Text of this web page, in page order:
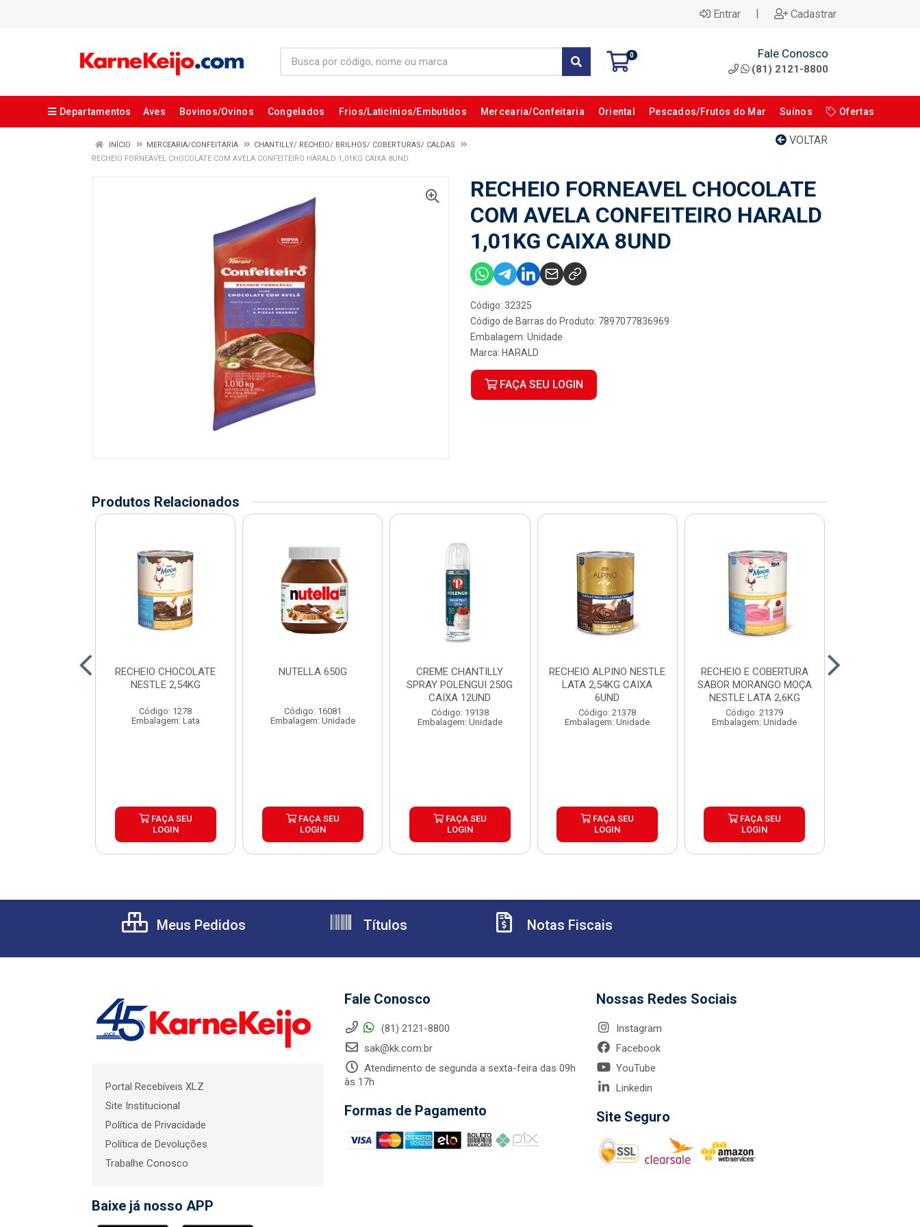
Entrar | Cadastrar
0 Fale Conosco
(81) 2121-8800
Departamentos Aves Bovinos/Ovinos Congelados Frios/Laticínios/Embutidos Mercearia/Confeitaria Oriental Pescados/Frutos do Mar Suínos Ofertas
VOLTAR
INÍCIO MERCEARIA/CONFEITARIA
CHANTILLY/ RECHEIO/ BRILHOS/ COBERTURAS/ CALDAS
RECHEIO FORNEAVEL CHOCOLATE COM AVELA CONFEITEIRO HARALD 1,01KG CAIXA 8UND
RECHEIO FORNEAVEL CHOCOLATE
COM AVELA CONFEITEIRO HARALD
1,01KG CAIXA 8UND
Código: 32325
Código de Barras do Produto: 7897077836969
Embalagem: Unidade
Marca: HARALD
FAÇA SEU LOGIN
Produtos Relacionados
RECHEIO CHOCOLATE
NESTLE 2,54KG
Código: 1278
Embalagem: Lata
FAÇA SEU
LOGIN
NUTELLA 650G
Código: 16081
Embalagem: Unidade
FAÇA SEU
LOGIN
CREME CHANTILLY
SPRAY POLENGUI 250G
CAIXA 12UND
Código: 19138
Embalagem: Unidade
FAÇA SEU
LOGIN
RECHEIO ALPINO NESTLE
LATA 2,54KG CAIXA
6UND
Código: 21378
Embalagem: Unidade
FAÇA SEU
LOGIN
RECHEIO E COBERTURA
SABOR MORANGO MOÇA
NESTLE LATA 2,6KG
Código: 21379
Embalagem: Unidade
FAÇA SEU
LOGIN
Meus Pedidos Títulos Notas Fiscais
Portal Recebíveis XLZ
Site Institucional
Política de Privacidade
Política de Devoluções
Trabalhe Conosco
Baixe já nosso APP
Fale Conosco
(81) 2121-8800
sak@kk.com.br
Atendimento de segunda a sexta-feira das 09h
às 17h
Formas de Pagamento
Nossas Redes Sociais
Instagram
Facebook
YouTube
Linkedin
Site Seguro